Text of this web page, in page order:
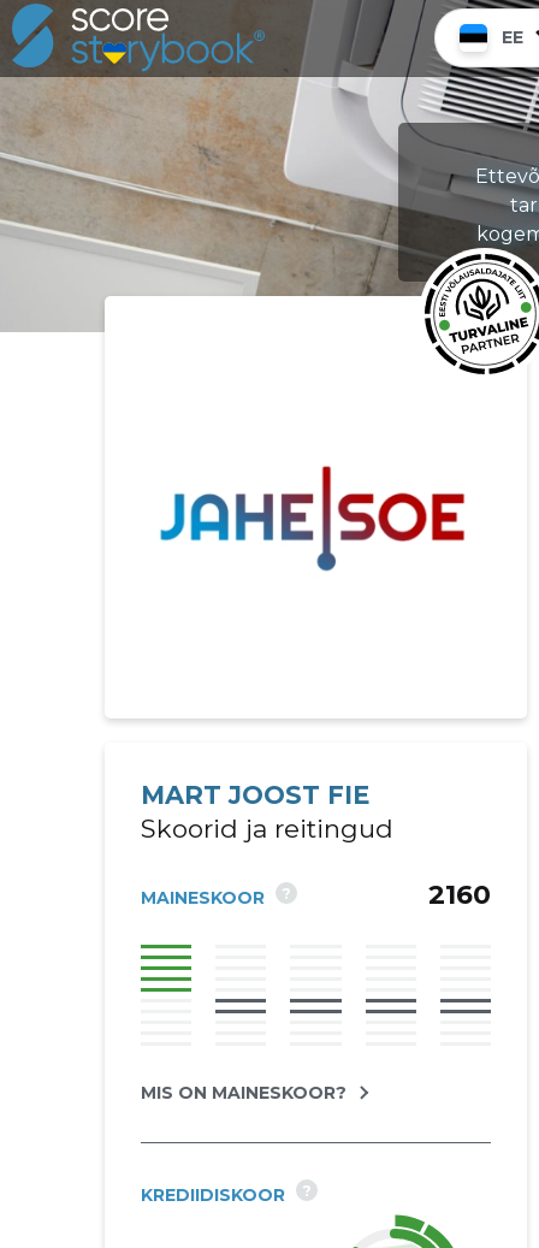
EE
MART JOOST FIE
Skoorid ja reitingud
MAINESKOOR ? 2160
MIS ON MAINESKOOR?
KREDIIDISKOOR ?
Sinu